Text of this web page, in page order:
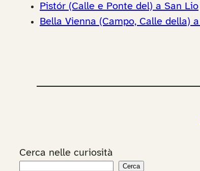
Pistór (Calle e Ponte del) a San Lio
Bella Vienna (Campo, Calle della)
Cerca nelle curiosità
Cerca